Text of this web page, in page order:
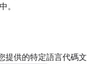
。
提供的特定語言代碼文